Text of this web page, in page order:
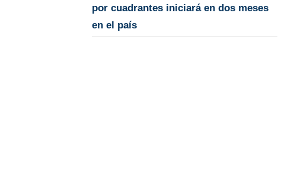
por cuadrantes iniciará en dos meses
en el país